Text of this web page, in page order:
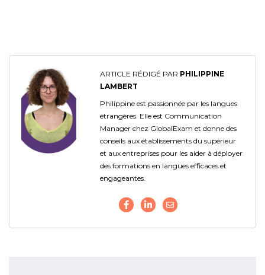
ARTICLE RÉDIGÉ PAR PHILIPPINE
LAMBERT
Philippine est passionnée par les langues
étrangères. Elle est Communication
Manager chez GlobalExam et donne des
conseils aux établissements du supérieur
et aux entreprises pour les aider à déployer
des formations en langues efficaces et
engageantes.